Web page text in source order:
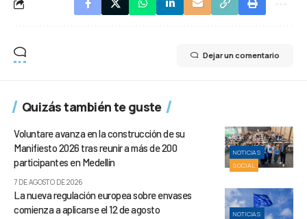
Dejar un comentario
Quizás también te guste
NOTICIAS
SOCIAL
Voluntare avanza en la construcción de su
Manifiesto 2026 tras reunir a más de 200
participantes en Medellín
7 DE AGOSTO DE 2026
NOTICIAS
La nueva regulación europea sobre envases
comienza a aplicarse el 12 de agosto